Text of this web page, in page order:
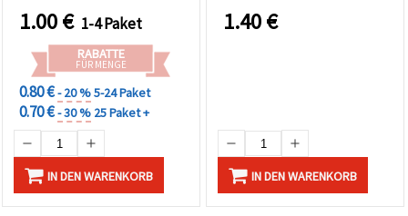
Bastelbedarf
1.00€ 1-4 Paket
RABATTE
FÜR MENGE
0.80 €- 20 %5-24 Paket
0.70 €- 30 % 25 Paket +
IN DEN WARENKORB
1.40€
IN DEN WARENKORB